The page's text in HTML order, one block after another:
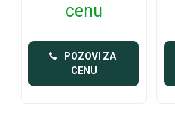
cenu
POZOVI ZA
CENU